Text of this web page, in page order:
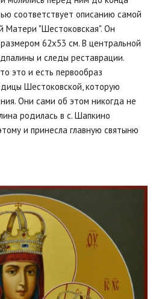
соответствует описанию самой
Матери "Шестоковская". Он
62х53 см. В центральной
и следы реставрации.
это и есть первообраз
Шестоковской, которую
Они сами об этом никогда не
родилась в с. Шапкино
и принесла главную святыню